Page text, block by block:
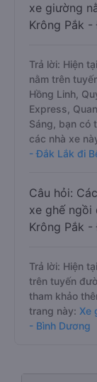
xe giường
Krông Pắk -
Trả lời: Hiện
nằm trên
Hồng Linh,
Express,
Sáng, bạn có
các nhà xe
- Đắk Lắk đi
Câu hỏi:
xe ghế ngồi
Krông Pắk -
Trả lời: Hiện
trên tuyến
tham khảo
trang này: Xe
- Bình Dương